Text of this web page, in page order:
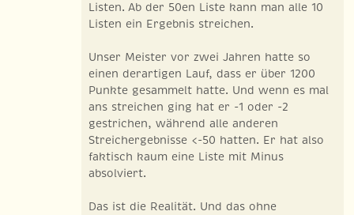
Listen. Ab der 50en Liste kann man alle 10
Listen ein Ergebnis streichen.
Unser Meister vor zwei Jahren hatte so
einen derartigen Lauf, dass er über 1200
Punkte gesammelt hatte. Und wenn es mal
ans streichen ging hat er -1 oder -2
gestrichen, während alle anderen
Streichergebnisse <-50 hatten. Er hat also
faktisch kaum eine Liste mit Minus
absolviert.
Das ist die Realität. Und das ohne